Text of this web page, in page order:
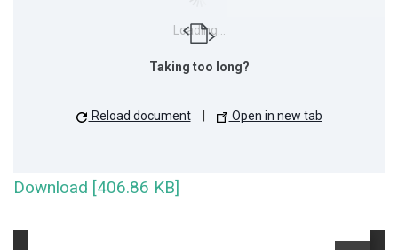
Loading...
Taking too long?
Reload document Open in new tab
Download [406.86 KB]